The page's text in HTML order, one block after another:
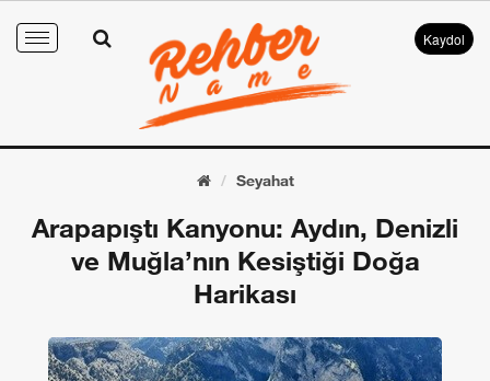
Toggle
Kaydol
Seyahat
Arapapıştı Kanyonu: Aydın, Denizli
ve Muğla’nın Kesiştiği Doğa
Harikası